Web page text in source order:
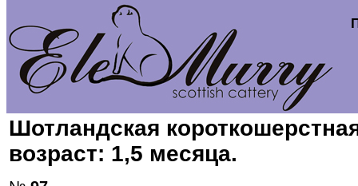
Шотландская
возраст: 1,5 месяца.